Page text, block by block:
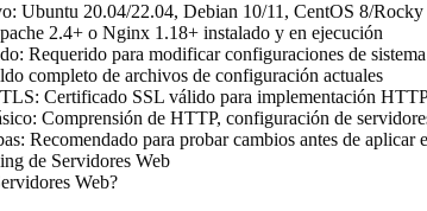
: Ubuntu 20.04/22.04, Debian 10/11, CentOS 8/
2.4+ o Nginx 1.18+ instalado y en ejecución
: Requerido para modificar configuraciones de
completo de archivos de configuración actuales
: Certificado SSL válido para implementación
: Comprensión de HTTP, configuración de
: Recomendado para probar cambios antes de aplicar
de Servidores Web
Web?